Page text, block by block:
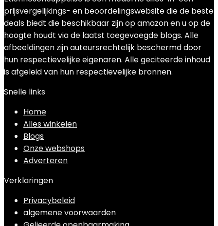
prijsvergelijkings- en beoordelingswebsite die de beste
deals biedt die beschikbaar zijn op amazon en u op de
hoogte houdt via de laatst toegevoegde blogs. Alle
afbeeldingen zijn auteursrechtelijk beschermd door
hun respectievelijke eigenaren. Alle geciteerde inhoud
is afgeleid van hun respectievelijke bronnen.
Snelle links
Home
Alles winkelen
Blogs
Onze webshops
Adverteren
Verklaringen
Privacybeleid
algemene voorwaarden